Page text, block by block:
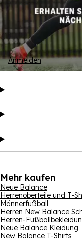
Anmelden
Mehr kaufen
Neue Balance
Herrenoberteile und T-
Männerfußball
Herren New Balance
Herren-
Neue Balance Kleidung
New Balance T-Shirts